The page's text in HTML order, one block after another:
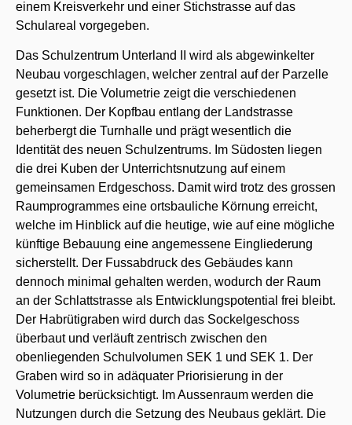
einem Kreisverkehr und einer Stichstrasse auf das
Schulareal vorgegeben.
Das Schulzentrum Unterland II wird als abgewinkelter
Neubau vorgeschlagen, welcher zentral auf der Parzelle
gesetzt ist. Die Volumetrie zeigt die verschiedenen
Funktionen. Der Kopfbau entlang der Landstrasse
beherbergt die Turnhalle und prägt wesentlich die
Identität des neuen Schulzentrums. Im Südosten liegen
die drei Kuben der Unterrichtsnutzung auf einem
gemeinsamen Erdgeschoss. Damit wird trotz des grossen
Raumprogrammes eine ortsbauliche Körnung erreicht,
welche im Hinblick auf die heutige, wie auf eine mögliche
künftige Bebauung eine angemessene Eingliederung
sicherstellt. Der Fussabdruck des Gebäudes kann
dennoch minimal gehalten werden, wodurch der Raum
an der Schlattstrasse als Entwicklungspotential frei bleibt.
Der Habrütigraben wird durch das Sockelgeschoss
überbaut und verläuft zentrisch zwischen den
obenliegenden Schulvolumen SEK 1 und SEK 1. Der
Graben wird so in adäquater Priorisierung in der
Volumetrie berücksichtigt. Im Aussenraum werden die
Nutzungen durch die Setzung des Neubaus geklärt. Die